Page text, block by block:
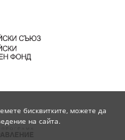
бисквитките, можете да
на сайта.